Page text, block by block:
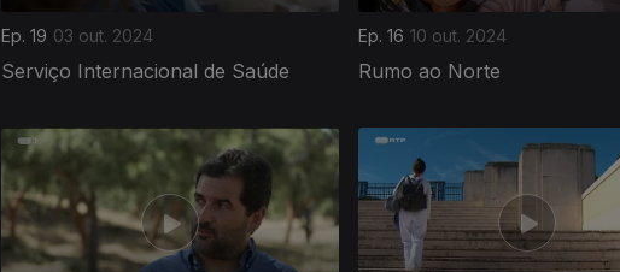
Ep. 19 03 out. 2024
Serviço Internacional de Saúde
Ep. 16 10 out. 2024
Rumo ao Norte